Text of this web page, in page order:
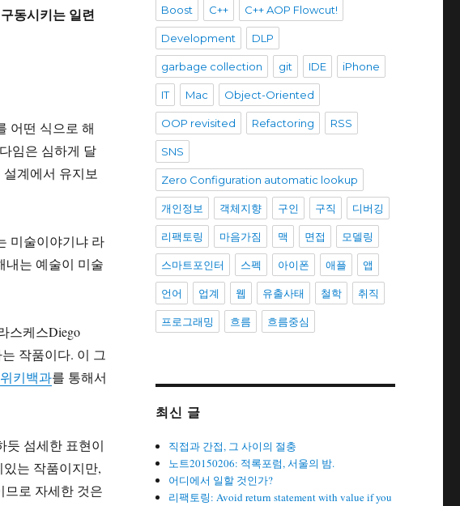
동시키는 일련
어떤 식으로 해
임은 심하게 달
계에서 유지보
미술이야기냐 라
내는 예술이 미술
스케스Diego
작품이다. 이 그
위키백과를 통해서
듯 섬세한 표현이
는 작품이지만,
므로 자세한 것은
Boost C++ C++ AOP Flowcut!
Development DLP
garbage collection git IDE iPhone
IT Mac Object-Oriented
OOP revisited Refactoring RSS
SNS
Zero Configuration automatic lookup
개인정보 객체지향 구인 구직 디버깅
리팩토링 마음가짐 맥 면접 모델링
스마트포인터 스펙 아이폰 애플 앱
언어 업계 웹 유출사태 철학 취직
프로그래밍 흐름 흐름중심
최신 글
직접과 간접, 그 사이의 절충
노트20150206: 적록포럼, 서울의 밤.
어디에서 일할 것인가?
리팩토링: Avoid return statement with value if you